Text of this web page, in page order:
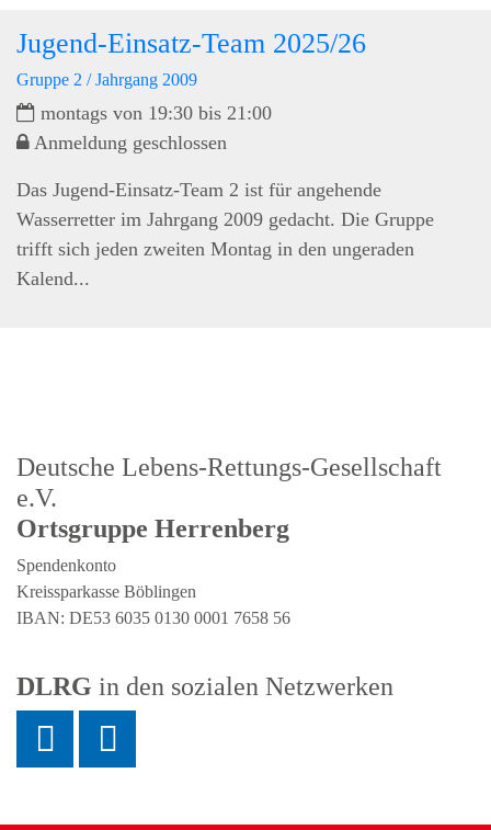
Jugend-Einsatz-Team 2025/26
Gruppe 2 / Jahrgang 2009
montags von 19:30 bis 21:00
Anmeldung geschlossen
Das Jugend-Einsatz-Team 2 ist für angehende
Wasserretter im Jahrgang 2009 gedacht. Die Gruppe
trifft sich jeden zweiten Montag in den ungeraden
Kalend...
Deutsche Lebens-Rettungs-Gesellschaft
e.V.
Ortsgruppe Herrenberg
Spendenkonto
Kreissparkasse Böblingen
IBAN: DE53 6035 0130 0001 7658 56
DLRG in den sozialen Netzwerken